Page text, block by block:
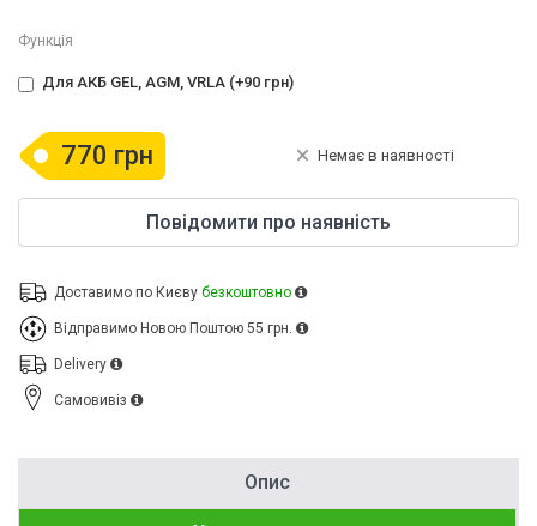
Функція
Для АКБ GEL, AGM, VRLA (+90 грн)
770 грн Немає в наявності
Повідомити про наявність
Доставимо по Києву безкоштовно
Відправимо Новою Поштою 55 грн.
Delivery
Cамовивіз
Опис